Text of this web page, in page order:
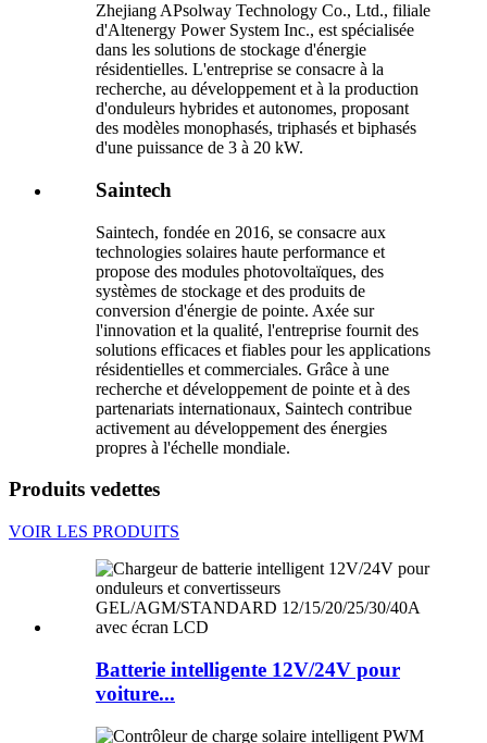
Zhejiang APsolway Technology Co., Ltd., filiale
d'Altenergy Power System Inc., est spécialisée
dans les solutions de stockage d'énergie
résidentielles. L'entreprise se consacre à la
recherche, au développement et à la production
d'onduleurs hybrides et autonomes, proposant
des modèles monophasés, triphasés et biphasés
d'une puissance de 3 à 20 kW.
Saintech
Saintech, fondée en 2016, se consacre aux
technologies solaires haute performance et
propose des modules photovoltaïques, des
systèmes de stockage et des produits de
conversion d'énergie de pointe. Axée sur
l'innovation et la qualité, l'entreprise fournit des
solutions efficaces et fiables pour les applications
résidentielles et commerciales. Grâce à une
recherche et développement de pointe et à des
partenariats internationaux, Saintech contribue
activement au développement des énergies
propres à l'échelle mondiale.
Produits vedettes
VOIR LES PRODUITS
Batterie intelligente 12V/24V pour
voiture...